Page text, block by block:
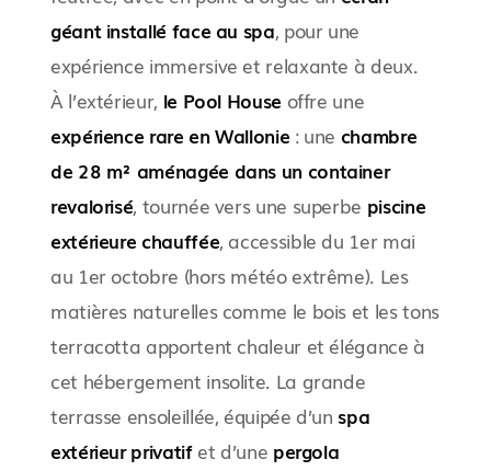
géant installé face au spa, pour une
expérience immersive et relaxante à deux.
À l’extérieur, le Pool House offre une
expérience rare en Wallonie : une chambre
de 28 m² aménagée dans un container
revalorisé, tournée vers une superbe piscine
extérieure chauffée, accessible du 1er mai
au 1er octobre (hors météo extrême). Les
matières naturelles comme le bois et les tons
terracotta apportent chaleur et élégance à
cet hébergement insolite. La grande
terrasse ensoleillée, équipée d’un spa
extérieur privatifet d’une pergola